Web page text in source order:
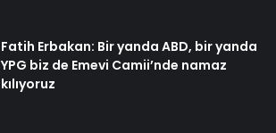
Fatih Erbakan: Bir yanda ABD, bir yanda
YPG biz de Emevi Camii’nde namaz
kılıyoruz